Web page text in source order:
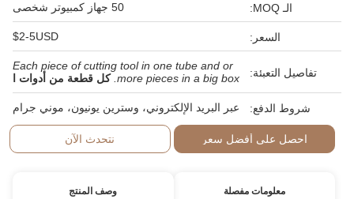
الـ MOQ: 50 جهاز كمبيوتر شخصى
السعر: $2-5USD
تفاصيل التعبئة:
Each piece of cutting tool in one tube and or
more pieces in a big box. كل قطعة من أدوات ا
شروط الدفع: عبر البريد الإلكتروني، وسترين يونيون، موني جرام
احصل على أفضل سعر نتحدث الآن
معلومات مفصلة وصف المنتج